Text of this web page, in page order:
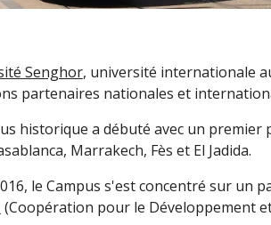
Senghor, université internationale
partenaires nationales et
historique a débuté avec un premier
Marrakech, Fès et El Jadida.
le Campus s'est concentré sur un
(Coopération pour le Développement